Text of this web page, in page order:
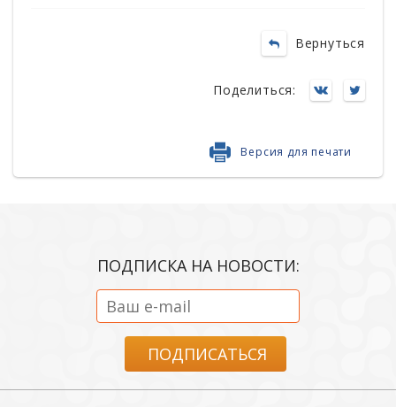
Вернуться
Поделиться:
Версия для печати
ПОДПИСКА НА НОВОСТИ: